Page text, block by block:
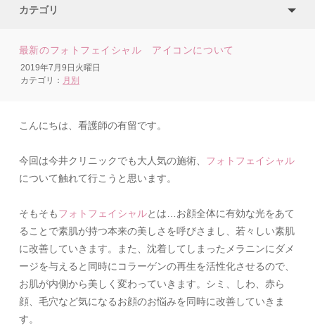
カテゴリ
最新のフォトフェイシャル アイコンについて
2019年7月9日火曜日
カテゴリ： 月別
こんにちは、看護師の有留です。
今回は今井クリニックでも大人気の施術、 フォトフェイシャル
について触れて行こうと思います。
そもそもフォトフェイシャルとは…お顔全体に有効な光をあて
ることで素肌が持つ本来の美しさを呼びさまし、若々しい素肌
に改善していきます。また、沈着してしまったメラニンにダメ
ージを与えると同時にコラーゲンの再生を活性化させるので、
お肌が内側から美しく変わっていきます。 シミ、しわ、赤ら
顔、毛穴など気になるお顔のお悩みを同時に改善していきま
す。